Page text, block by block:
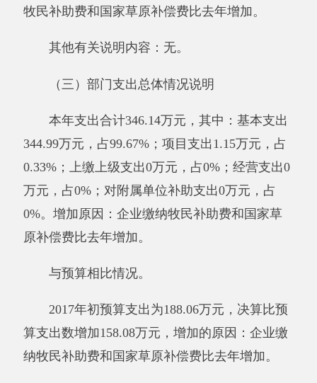
因：牧民补助费和国家草原补偿费增加。财政拨
元，增长48.01%。其中：基本支出344.99万元，
和国家草原补偿费增加，财政拨款结转结余
29.35万元，与上年相比，增加29.35万元，增长
100%。增加的原因是：草原防火隔离带项目资
与预算相比情况。
2017年年初财政拨款预算收入为188.06万元,
决算比预算收入数增加187.43万元，增加的原因
年增加。
其他有关说明内容：无。